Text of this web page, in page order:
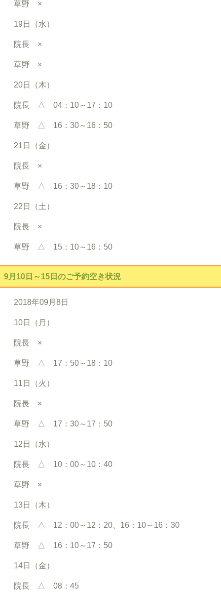
草野 ×
19日（水）
院長 ×
草野 ×
20日（木）
院長 △ 04：10～17：10
草野 △ 16：30～16：50
21日（金）
院長 ×
草野 △ 16：30～18：10
22日（土）
院長 ×
草野 △ 15：10～16：50
9月10日～15日のご予約空き状況
2018年09月8日
10日（月）
院長 ×
草野 △ 17：50～18：10
11日（火）
院長 ×
草野 △ 17：30～17：50
12日（水）
院長 △ 10：00～10：40
草野 ×
13日（木）
院長 △ 12：00～12：20、16：10～16：30
草野 △ 16：10～17：50
14日（金）
院長 △ 08：45